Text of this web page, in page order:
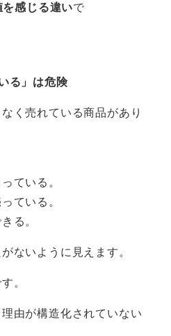
を感じる違いで
る」は危険
く売れている商品があり
ている。
ている。
る。
ないように見えます。
。
由が構造化されていない